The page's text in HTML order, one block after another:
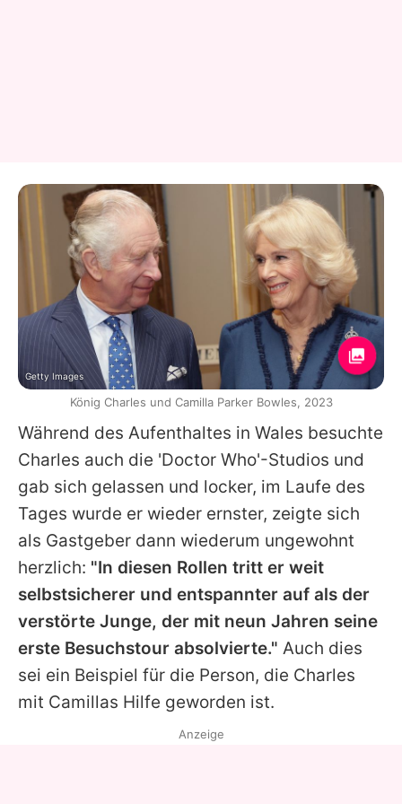
Während des Aufenthaltes in Wales besuchte
Charles auch die 'Doctor Who'-Studios und
gab sich gelassen und locker, im Laufe des
Tages wurde er wieder ernster, zeigte sich
als Gastgeber dann wiederum ungewohnt
herzlich: "In diesen Rollen tritt er weit
selbstsicherer und entspannter auf als der
verstörte Junge, der mit neun Jahren seine
erste Besuchstour absolvierte." Auch dies
sei ein Beispiel für die Person, die Charles
mit Camillas Hilfe geworden ist.
Getty Images
König Charles und Camilla Parker Bowles, 2023
Anzeige